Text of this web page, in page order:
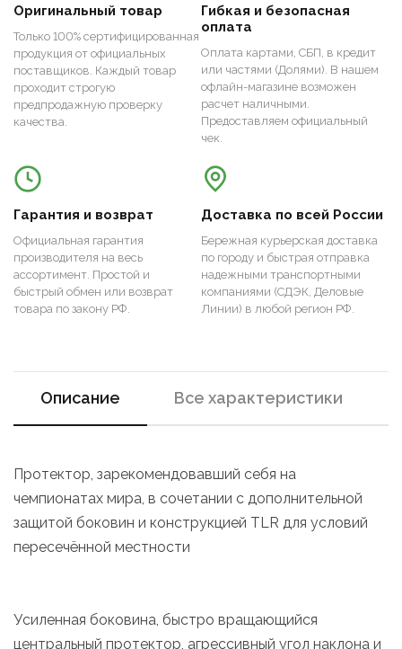
Оригинальный товар
Только 100% сертифицированная
продукция от официальных
поставщиков. Каждый товар
проходит строгую
предпродажную проверку
качества.
Гибкая и безопасная
оплата
Оплата картами, СБП, в кредит
или частями (Долями). В нашем
офлайн-магазине возможен
расчет наличными.
Предоставляем официальный
чек.
Гарантия и возврат
Официальная гарантия
производителя на весь
ассортимент. Простой и
быстрый обмен или возврат
товара по закону РФ.
Доставка по всей России
Бережная курьерская доставка
по городу и быстрая отправка
надежными транспортными
компаниями (СДЭК, Деловые
Линии) в любой регион РФ.
Описание Все характеристики
Протектор, зарекомендовавший себя на
чемпионатах мира, в сочетании с дополнительной
защитой боковин и конструкцией TLR для условий
пересечённой местности
Усиленная боковина, быстро вращающийся
центральный протектор, агрессивный угол наклона и